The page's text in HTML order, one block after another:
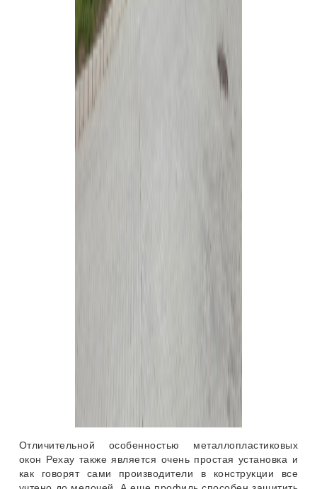
Отличительной особенностью металлопластиковых
окон Рехау также является очень простая установка и
как говорят сами производители в конструкции все